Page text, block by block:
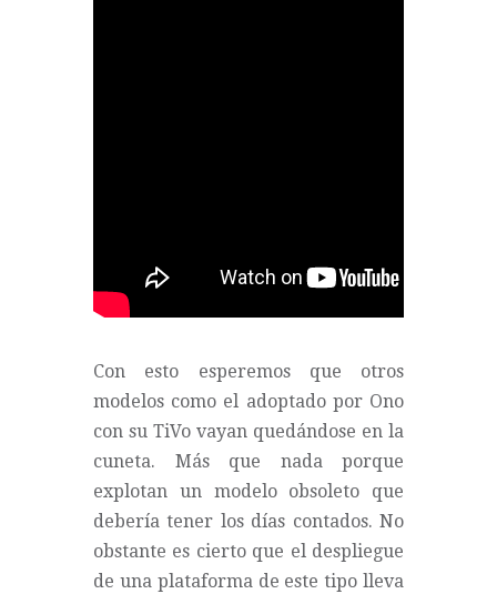
Con esto esperemos que otros
modelos como el adoptado por Ono
con su TiVo vayan quedándose en la
cuneta. Más que nada porque
explotan un modelo obsoleto que
debería tener los días contados. No
obstante es cierto que el despliegue
de una plataforma de este tipo lleva